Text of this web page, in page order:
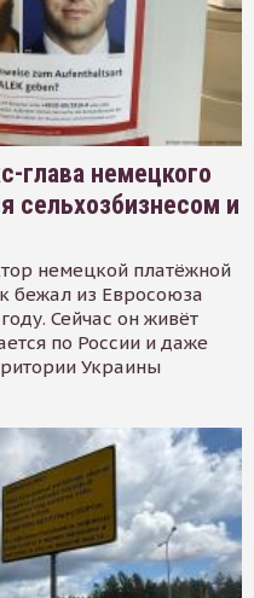
глава немецкого
сельхозбизнесом и
немецкой платёжной
бежал из Евросоюза
Сейчас он живёт
по России и даже
Украины